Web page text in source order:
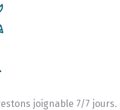
joignable 7/7 jours.